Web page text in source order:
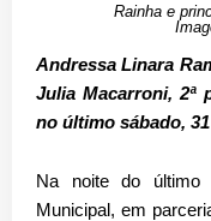
Rainha e
Andressa Linara
Julia Macarroni, 2ª
no último sábado,
Na noite do último
Municipal, em